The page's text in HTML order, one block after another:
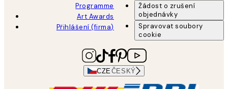
Programme
Art Awards
Přihlášení (firma)
Žádost o zrušení
objednávky
Spravovat soubory
cookie
CZE ČESKÝ